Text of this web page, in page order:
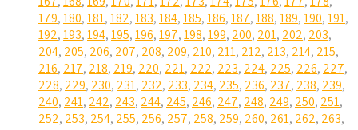
179,180,181,182,183,184,185,186,187,188,189,190,191,
192,193,194,195,196,197,198,199, 200, 201, 202, 203,
204, 205, 206, 207, 208, 209, 210, 211, 212, 213, 214, 215,
216, 217, 218, 219, 220, 221, 222, 223, 224, 225, 226, 227,
228, 229, 230, 231, 232, 233, 234, 235, 236, 237, 238, 239,
240, 241, 242, 243, 244, 245, 246, 247, 248, 249, 250, 251,
252, 253, 254, 255, 256, 257, 258, 259, 260, 261, 262, 263,